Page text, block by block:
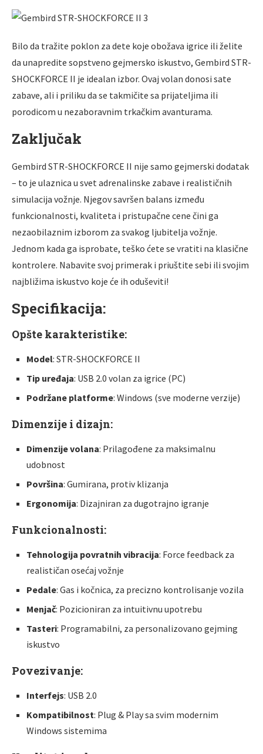
Bilo da tražite poklon za dete koje obožava igrice ili želite
da unapredite sopstveno gejmersko iskustvo, Gembird STR-
SHOCKFORCE II je idealan izbor. Ovaj volan donosi sate
zabave, ali i priliku da se takmičite sa prijateljima ili
porodicom u nezaboravnim trkačkim avanturama.
Zaključak
Gembird STR-SHOCKFORCE II nije samo gejmerski dodatak
– to je ulaznica u svet adrenalinske zabave i realističnih
simulacija vožnje. Njegov savršen balans između
funkcionalnosti, kvaliteta i pristupačne cene čini ga
nezaobilaznim izborom za svakog ljubitelja vožnje.
Jednom kada ga isprobate, teško ćete se vratiti na klasične
kontrolere. Nabavite svoj primerak i priuštite sebi ili svojim
najbližima iskustvo koje će ih oduševiti!
Specifikacija:
Opšte karakteristike:
Model: STR-SHOCKFORCE II
Tip uređaja: USB 2.0 volan za igrice (PC)
Podržane platforme: Windows (sve moderne verzije)
Dimenzije i dizajn:
Dimenzije volana: Prilagođene za maksimalnu
udobnost
Površina: Gumirana, protiv klizanja
Ergonomija: Dizajniran za dugotrajno igranje
Funkcionalnosti:
Tehnologija povratnih vibracija: Force feedback za
realističan osećaj vožnje
Pedale: Gas i kočnica, za precizno kontrolisanje vozila
Menjač: Pozicioniran za intuitivnu upotrebu
Tasteri: Programabilni, za personalizovano gejming
iskustvo
Povezivanje:
Interfejs: USB 2.0
Kompatibilnost: Plug & Play sa svim modernim
Windows sistemima